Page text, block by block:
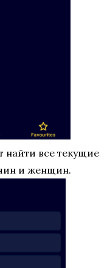
найти все текущие
и женщин.